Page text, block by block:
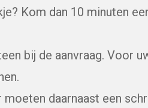
Kom dan 10 minuten
bij de aanvraag. Voor
moeten daarnaast een